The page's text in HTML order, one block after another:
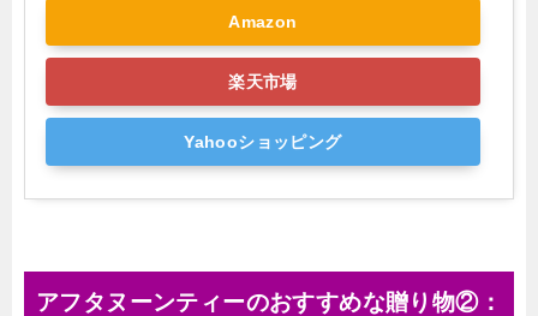
Amazon
楽天市場
Yahooショッピング
アフタヌーンティーのおすすめな贈り物②：